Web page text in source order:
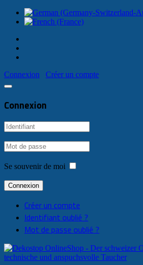
Connexion Créer un compte
Connexion
Se souvenir de moi
Connexion
Créer un compte
Identifiant oublié ?
Mot de passe oublié ?